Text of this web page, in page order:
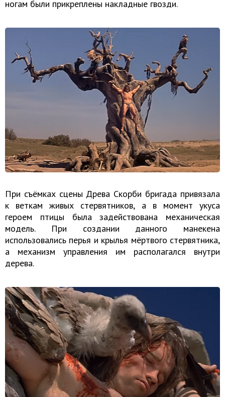
ногам были прикреплены накладные гвозди.
При съёмках сцены Древа Скорби бригада привязала
к веткам живых стервятников, а в момент укуса
героем птицы была задействована механическая
модель. При создании данного манекена
использовались перья и крылья мёртвого стервятника,
а механизм управления им располагался внутри
дерева.